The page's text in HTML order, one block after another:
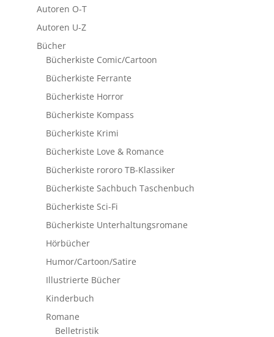
Autoren O-T
Autoren U-Z
Bücher
Bücherkiste Comic/Cartoon
Bücherkiste Ferrante
Bücherkiste Horror
Bücherkiste Kompass
Bücherkiste Krimi
Bücherkiste Love & Romance
Bücherkiste rororo TB-Klassiker
Bücherkiste Sachbuch Taschenbuch
Bücherkiste Sci-Fi
Bücherkiste Unterhaltungsromane
Hörbücher
Humor/Cartoon/Satire
Illustrierte Bücher
Kinderbuch
Romane
Belletristik